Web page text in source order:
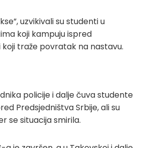
uzvikivali su studenti u
koji kampuju ispred
koji traže povratak na nastavu.
policije i dalje čuva studente
Predsjedništva Srbije, ali su
se situacija smirila.